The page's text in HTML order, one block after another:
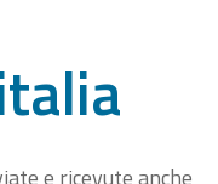
e ricevute anche